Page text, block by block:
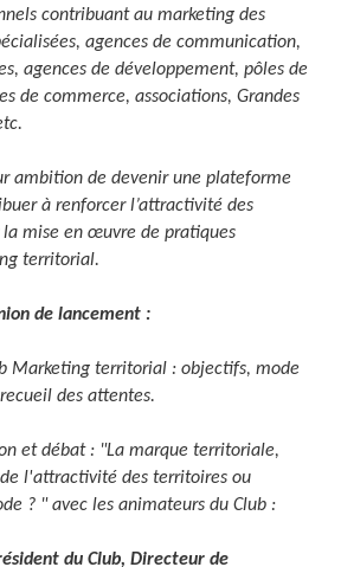
contribuant au marketing des
agences de communication,
agences de développement, pôles de
de commerce, associations, Grandes
ambition de devenir une plateforme
à renforcer l’attractivité des
mise en œuvre de pratiques
territorial.
de lancement :
Marketing territorial : objectifs, mode
des attentes.
et débat : "La marque territoriale,
l'attractivité des territoires ou
? " avec les animateurs du Club :
du Club, Directeur de